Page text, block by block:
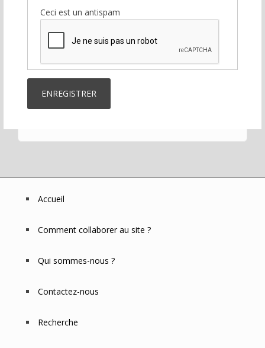
Ceci est un antispam
FooterAccueil
Comment collaborer au site ?
Qui sommes-nous ?
Contactez-nous
Recherche